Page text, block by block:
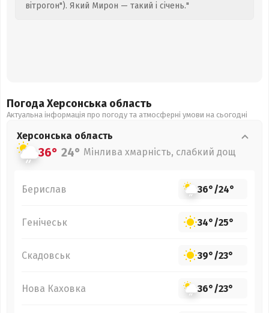
вітрогон"). Який Мирон — такий і січень."
Погода Херсонська область
Актуальна інформація про погоду та атмосферні умови на сьогодні
Херсонська область
36° 24° Мінлива хмарність, слабкий дощ
Берислав 36°/24°
Генічеськ 34°/25°
Скадовськ 39°/23°
Нова Каховка 36°/23°